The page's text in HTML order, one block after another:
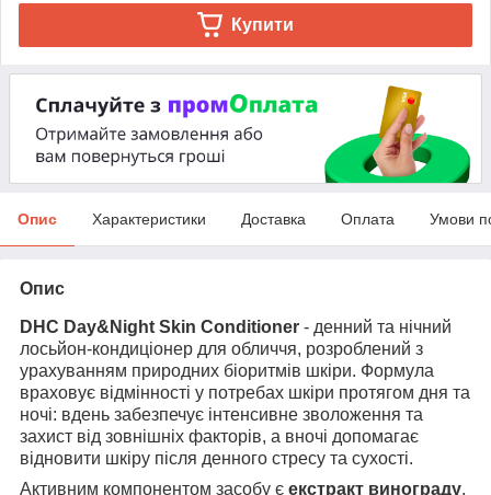
Купити
Опис Характеристики Доставка Оплата Умови
Опис
DHC Day&Night Skin Conditioner - денний та нічний
лосьйон-кондиціонер для обличчя, розроблений з
урахуванням природних біоритмів шкіри. Формула
враховує відмінності у потребах шкіри протягом дня та
ночі: вдень забезпечує інтенсивне зволоження та
захист від зовнішніх факторів, а вночі допомагає
відновити шкіру після денного стресу та сухості.
Активним компонентом засобу є екстракт винограду,